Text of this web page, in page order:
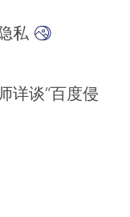
私
详谈“百度侵